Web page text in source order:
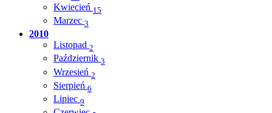
Kwiecień 15
Marzec 3
2010
Listopad 2
Październik 3
Wrzesień 2
Sierpień 6
Lipiec 9